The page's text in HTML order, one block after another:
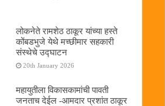
लोकनेते रामशेठ ठाकूर यांच्या हस्ते
कोंबडभुजे येथे मच्छीमार सहकारी
संस्थेचे उद्घाटन
20th January 2026
महायुतीला विकासकामांची पावती
जनताच देईल -आमदार प्रशांत ठाकूर